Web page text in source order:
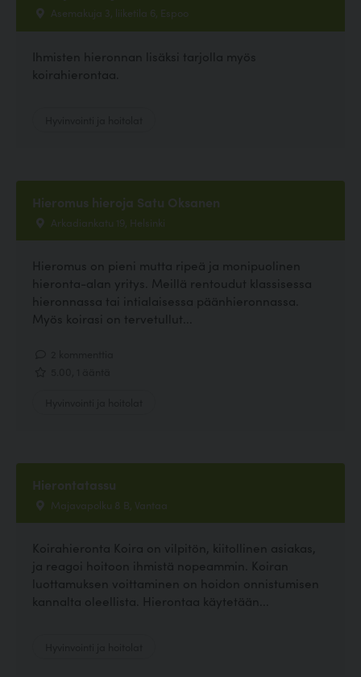
Asemakuja 3, liiketila 6, Espoo
Ihmisten hieronnan lisäksi tarjolla myös
koirahierontaa.
Hieromus hieroja Satu Oksanen
Arkadiankatu 19, Helsinki
Hieromus on pieni mutta ripeä ja monipuolinen
hieronta-alan yritys. Meillä rentoudut klassisessa
hieronnassa tai intialaisessa päänhieronnassa.
Myös koirasi on tervetullut...
Hierontatassu
Majavapolku 8 B, Vantaa
Koirahieronta Koira on vilpitön, kiitollinen asiakas,
ja reagoi hoitoon ihmistä nopeammin. Koiran
luottamuksen voittaminen on hoidon onnistumisen
kannalta oleellista. Hierontaa käytetään...